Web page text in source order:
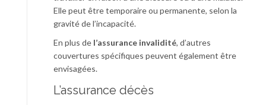
Elle peut être temporaire ou permanente, selon la
gravité de l’incapacité.
En plus de l’assurance invalidité, d’autres
couvertures spécifiques peuvent également être
envisagées.
L’assurance décès